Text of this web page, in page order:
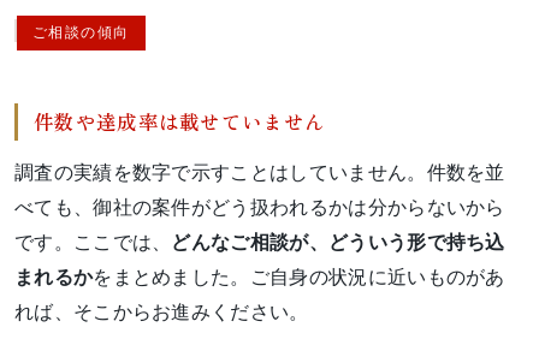
ご相談の傾向
件数や達成率は載せていません
調査の実績を数字で示すことはしていません。件数を並
べても、御社の案件がどう扱われるかは分からないから
です。ここでは、 どんなご相談が、どういう形で持ち込
まれるかをまとめました。ご自身の状況に近いものがあ
れば、そこからお進みください。